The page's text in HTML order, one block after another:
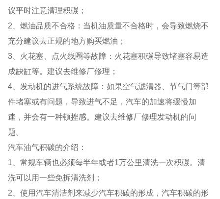
议平时注意清理积碳；
2、燃油品质不合格：当机油质量不合格时，会导致燃烧不
充分建议去正规的地方购买燃油；
3、火花塞、点火线圈等故障：火花塞积碳导致堵塞容易造
成缺缸等。建议去维修厂修理；
4、发动机的进气系统故障：如果空气滤清器、节气门等部
件堵塞或有问题，导致进气不足，汽车的加速将缓慢加
速，并会有一种顿挫感。建议去维修厂修理发动机的问
题。
汽车油气积碳的介绍：
1、常规车辆也必须每半年或者1万公里清洗一次积碳。清
洗可以用一些免拆清洗剂；
2、使用汽车清洁剂来减少汽车积碳的形成，汽车积碳的形